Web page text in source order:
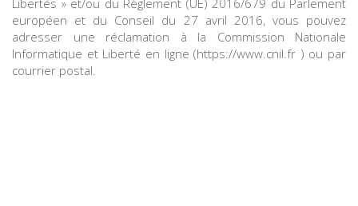
Libertés » et/ou du Règlement (UE) 2016/679 du Parlement
européen et du Conseil du 27 avril 2016, vous pouvez
adresser une réclamation à la Commission Nationale
Informatique et Liberté en ligne (https://www.cnil.fr ) ou par
courrier postal.